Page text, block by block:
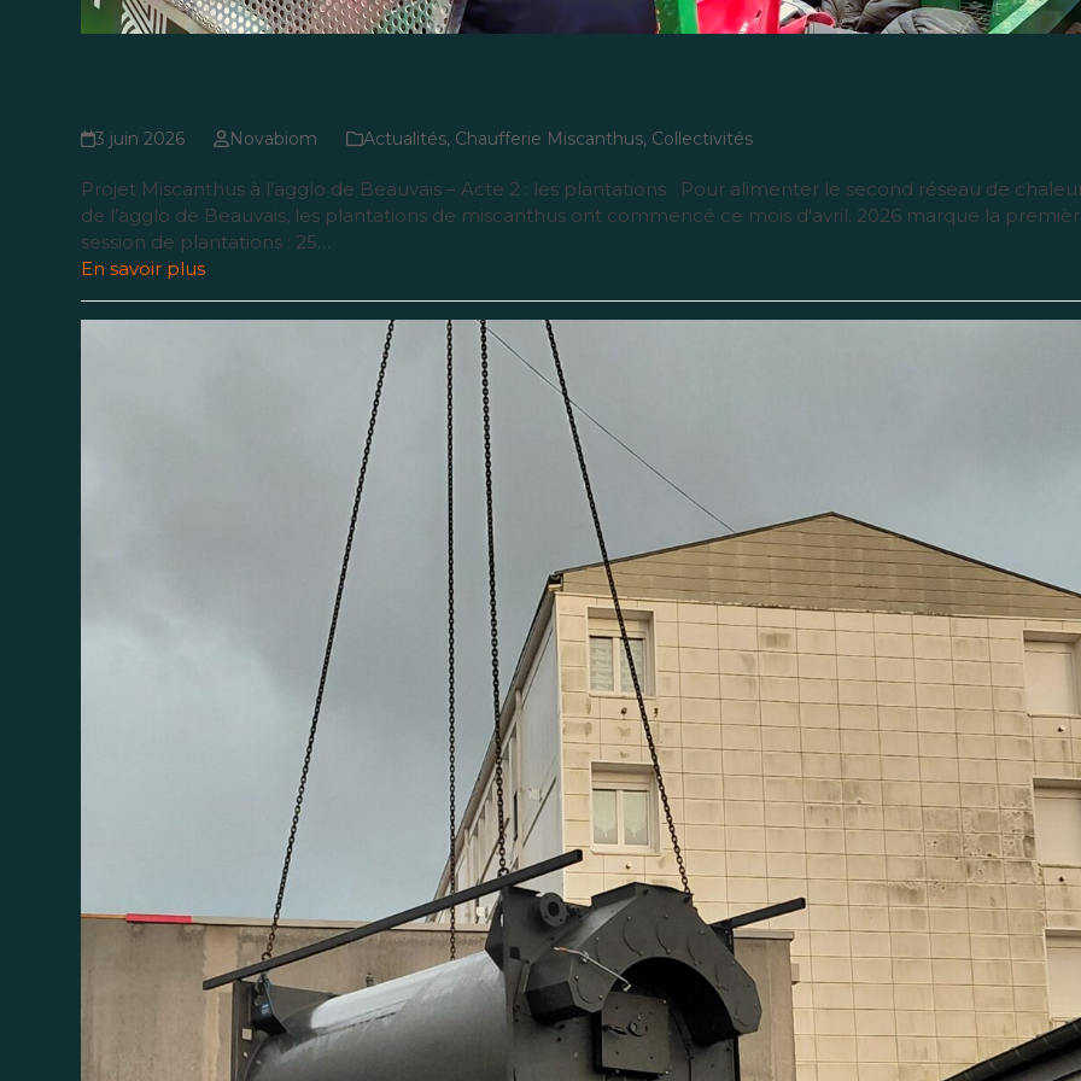
3 juin 2026 Novabiom Actualités, Chaufferie Miscanthus, Collectivités
Projet Miscanthus à l’agglo de Beauvais – Acte 2 : les plantations Pour alimenter le second réseau de
de l’agglo de Beauvais, les plantations de miscanthus ont commencé ce mois d'avril. 2026 marque la
session de plantations : 25…
En savoir plus